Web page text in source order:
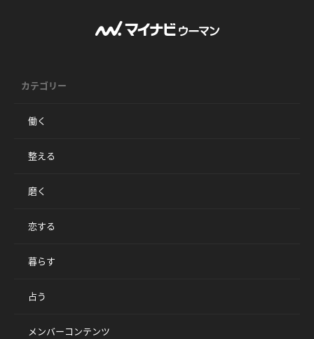
カテゴリー
働く
整える
磨く
恋する
暮らす
占う
メンバーコンテンツ